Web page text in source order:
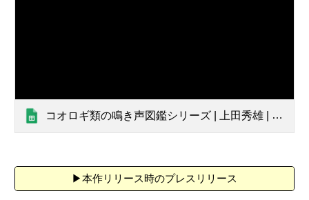
コオロギ類の鳴き声図鑑シリーズ | 上田秀雄 | トラック詳細シート
▶︎本作リリース時のプレスリリース